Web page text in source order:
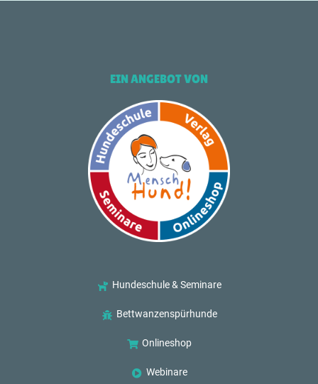
EIN ANGEBOT VON
Hundeschule & Seminare
Bettwanzenspürhunde
Onlineshop
Webinare